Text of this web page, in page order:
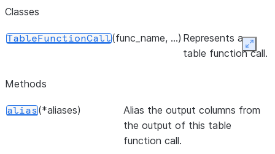
Classes
TableFunctionCall(func_name, ...) Represents a
table function call.
Methods
alias(*aliases)
Alias the output columns from
the output of this table
function call.